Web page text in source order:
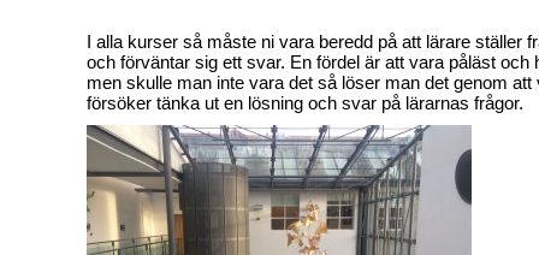
I alla kurser så måste ni vara beredd på att lärare ställer
och förväntar sig ett svar. En fördel är att vara påläst och
men skulle man inte vara det så löser man det genom att
försöker tänka ut en lösning och svar på lärarnas frågor.